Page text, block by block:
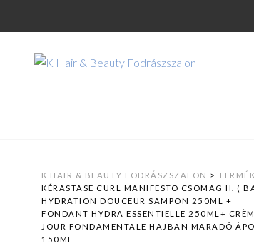
K HAIR & BEAUTY FODRÁSZSZALON >
KÉRASTASE CURL MANIFESTO CSOMAG II. (
HYDRATION DOUCEUR SAMPON 250ML +
FONDANT HYDRA ESSENTIELLE 250ML+
JOUR FONDAMENTALE HAJBAN MARADÓ
150ML